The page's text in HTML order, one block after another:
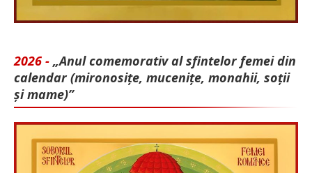
2026 - „Anul comemorativ al sfintelor femei din
calendar (mironosițe, mu­cenițe, monahii, soții
și mame)”